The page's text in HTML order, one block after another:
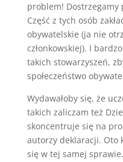
problem!
Część z tych osób
obywatelskie (ja nie
członkowskiej). I
takich stowarzyszeń,
społeczeństwo
Wydawałoby się, że
takich zaliczam też
skoncentruje się na
autorzy deklaracji. Oto
się w tej samej